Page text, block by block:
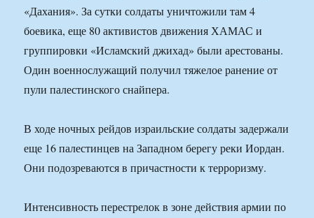
«Дахания». За сутки солдаты уничтожили там 4
боевика, еще 80 активистов движения ХАМАС и
группировки «Исламский джихад» были арестованы.
Один военнослужащий получил тяжелое ранение от
пули палестинского снайпера.
В ходе ночных рейдов израильские солдаты задержали
еще 16 палестинцев на Западном берегу реки Иордан.
Они подозреваются в причастности к терроризму.
Интенсивность перестрелок в зоне действия армии по